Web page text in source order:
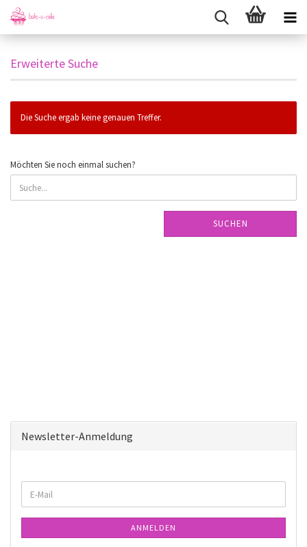
Erweiterte Suche
Die Suche ergab keine genauen Treffer.
MÖCHTEN
SIE
NOCH
EINMAL
Möchten Sie noch einmal suchen?
SUCHEN
Newsletter-Anmeldung
ZUR
NEWSLETTER-
E-
Mail
ANMELDEN